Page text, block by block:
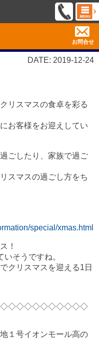
お問合せ
DATE: 2019-12-24
リスマスの食卓を彩る
お客様をお迎えしてい
ごしたり、家族で過ご
スマスの過ごし方をち
special/xmas.html
！
そうですね。
クリスマスを迎える1日
１号イオンモール高の